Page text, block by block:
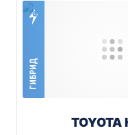
ГИБРИД
TOYOTA